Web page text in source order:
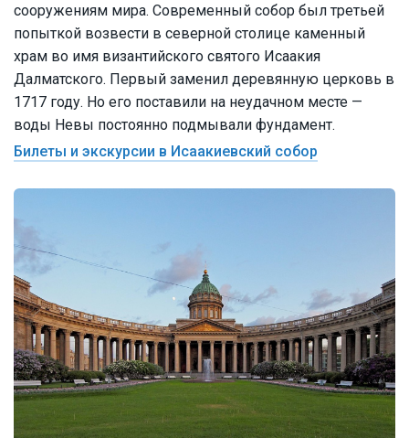
сооружениям мира. Современный собор был третьей
попыткой возвести в северной столице каменный
храм во имя византийского святого Исаакия
Далматского. Первый заменил деревянную церковь в
1717 году. Но его поставили на неудачном месте —
воды Невы постоянно подмывали фундамент.
Билеты и экскурсии в Исаакиевский собор